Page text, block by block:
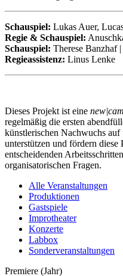
Schauspiel: Lukas Auer,
Regie & Schauspiel:
Schauspiel: Therese Banzhaf |
Regieassistenz: Linus Lenke
Dieses Projekt ist eine
regelmäßig die ersten
künstlerischen Nachwuchs
unterstützen und fördern diese
entscheidenden
organisatorischen Fragen.
Alle Veranstaltungen
Produktionen
Gastspiele
Improtheater
Konzerte
Labbox
Sonderveranstaltungen
Premiere (Jahr)